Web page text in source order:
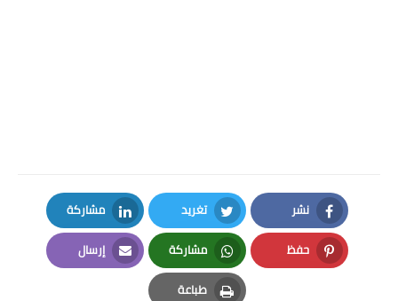
نشر
Facebook
تغريد
Twitter
مشاركة
LinkedIn
حفظ
Pinterest
مشاركة
Whatsapp
إرسال
Email
طباعة